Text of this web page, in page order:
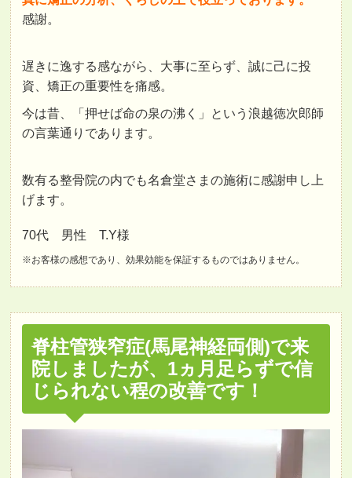
感謝。
遅きに逸する感ながら、大事に至らず、誠に己に投
資、矯正の重要性を痛感。
今は昔、「押せば命の泉の沸く」という浪越徳次郎師
の言葉通りであります。
数有る整骨院の内でも名倉堂さまの施術に感謝申し上
げます。
70代 男性 T.Y様
※お客様の感想であり、効果効能を保証するものではありません。
脊柱管狭窄症(馬尾神経両側)で来
院しましたが、1ヵ月足らずで信
じられない程の改善です！